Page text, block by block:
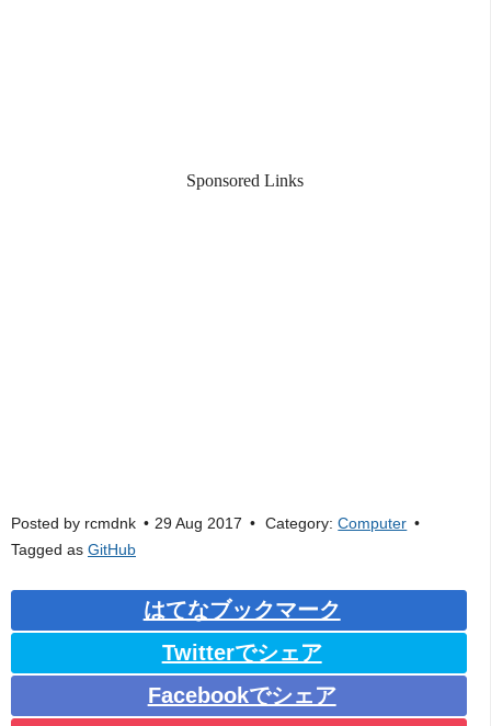
Sponsored Links
Posted by rcmdnk 29 Aug 2017 Category:Computer
Tagged as GitHub
はてなブックマーク
Twitterでシェア
Facebookでシェア